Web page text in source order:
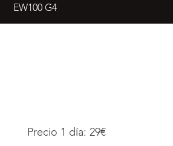
EW100 G4
Precio 1 día: 29€